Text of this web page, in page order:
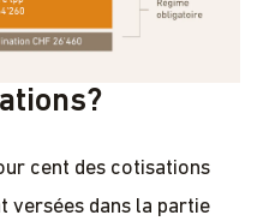
cent des cotisations
versées dans la partie